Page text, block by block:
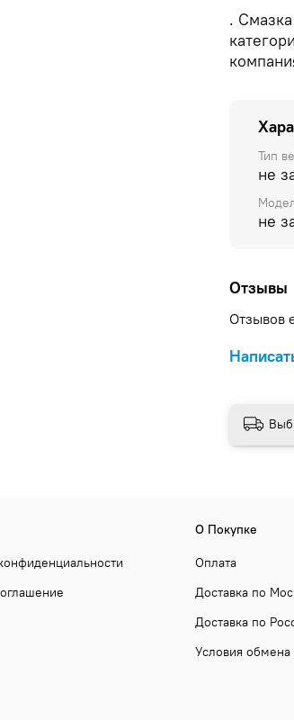
.
Тип
не
не
Отзывы
Отзывов
О Покупке
Оплата
Доставка по
Доставка по
Условия обмена